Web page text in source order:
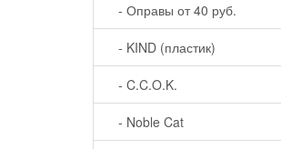
- Оправы от 40 руб.
- KIND (пластик)
- C.C.O.K.
- Noble Cat